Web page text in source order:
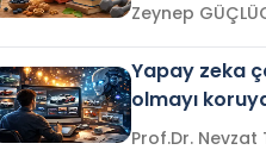
Zeynep
Yapay zeka
olmayı